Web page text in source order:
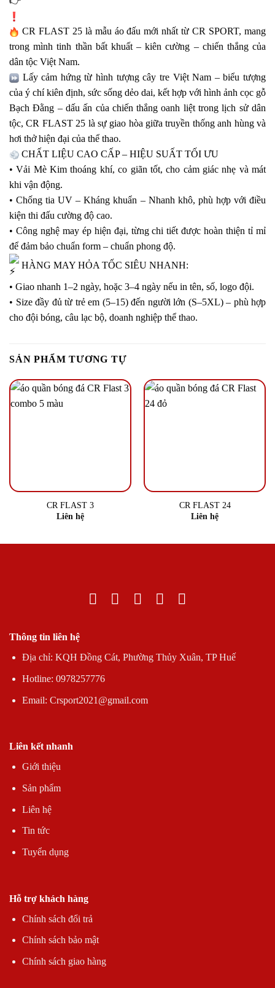
CR FLAST 25 là mẫu áo đấu mới nhất từ CR SPORT, mang
trong mình tinh thần bất khuất – kiên cường – chiến thắng của
dân tộc Việt Nam.
Lấy cảm hứng từ hình tượng cây tre Việt Nam – biểu tượng
của ý chí kiên định, sức sống dẻo dai, kết hợp với hình ảnh cọc gỗ
Bạch Đằng – dấu ấn của chiến thắng oanh liệt trong lịch sử dân
tộc, CR FLAST 25 là sự giao hòa giữa truyền thống anh hùng và
hơi thở hiện đại của thể thao.
CHẤT LIỆU CAO CẤP – HIỆU SUẤT TỐI ƯU
• Vải Mè Kim thoáng khí, co giãn tốt, cho cảm giác nhẹ và mát
khi vận động.
• Chống tia UV – Kháng khuẩn – Nhanh khô, phù hợp với điều
kiện thi đấu cường độ cao.
• Công nghệ may ép hiện đại, từng chi tiết được hoàn thiện tỉ mỉ
để đảm bảo chuẩn form – chuẩn phong độ.
HÀNG MAY HỎA TỐC SIÊU NHANH:
• Giao nhanh 1–2 ngày, hoặc 3–4 ngày nếu in tên, số, logo đội.
• Size đầy đủ từ trẻ em (5–15) đến người lớn (S–5XL) – phù hợp
cho đội bóng, câu lạc bộ, doanh nghiệp thể thao.
SẢN PHẨM TƯƠNG TỰ
CR FLAST 3
Liên hệ
CR FLAST 24
Liên hệ
Thông tin liên hệ
Địa chỉ: KQH Đồng Cát, Phường Thủy Xuân, TP Huế
Hotline: 0978257776
Email: Crsport2021@gmail.com
Liên kết nhanh
Giới thiệu
Sản phẩm
Liên hệ
Tin tức
Tuyển dụng
Hỗ trợ khách hàng
Chính sách đổi trả
Chính sách bảo mật
Chính sách giao hàng